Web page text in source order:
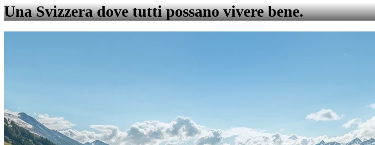
Una Svizzera dove tutti possano vivere bene.